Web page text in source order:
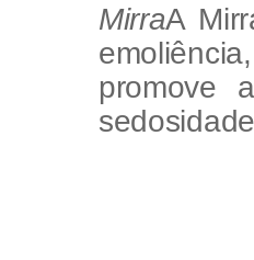
MirraA
promove